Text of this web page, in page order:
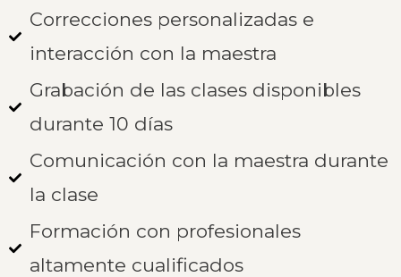
Correcciones personalizadas e
interacción con la maestra
Grabación de las clases disponibles
durante 10 días
Comunicación con la maestra durante
la clase
Formación con profesionales
altamente cualificados